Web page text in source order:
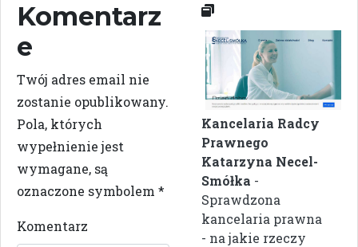
Komentarz
e
Twój adres email nie
zostanie opublikowany.
Pola, których
wypełnienie jest
wymagane, są
oznaczone symbolem *
Komentarz
Kancelaria Radcy
Prawnego
Katarzyna Necel-
Smółka -
Sprawdzona
kancelaria prawna
- na jakie rzeczy